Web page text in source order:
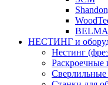
НЕСТИНГ и
Нестинг
Сверлильные